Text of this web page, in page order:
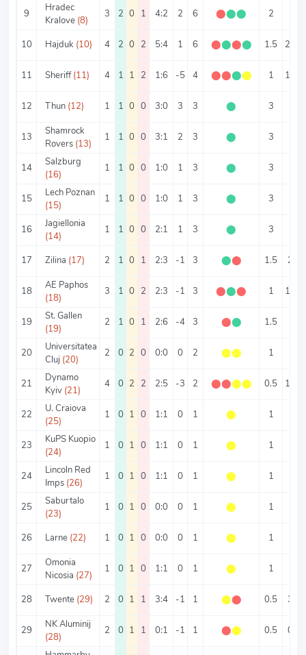
9
Hradec
Kralove (8)
3 2 0 1 4:2 2 6 ⬤⬤⬤ 2
10 Hajduk (10) 4 2 0 2 5:4 1 6 ⬤⬤⬤⬤ 1.5 2.25
11 Sheriff (11) 4 1 1 2 1:6 -5 4 ⬤⬤⬤⬤ 1 1.75
12 Thun (12) 1 1 0 0 3:0 3 3 ⬤ 3
13
Shamrock
Rovers (13)
1 1 0 0 3:1 2 3 ⬤ 3
14
Salzburg
(16)
1 1 0 0 1:0 1 3 ⬤ 3
15
Lech Poznan
(15)
1 1 0 0 1:0 1 3 ⬤ 3
16
Jagiellonia
(14)
1 1 0 0 2:1 1 3 ⬤ 3
17 Zilina (17) 2 1 0 1 2:3 -1 3 ⬤⬤ 1.5 2.5
18
AE Paphos
(18)
3 1 0 2 2:3 -1 3 ⬤⬤⬤ 1 1.67
19
St. Gallen
(19)
2 1 0 1 2:6 -4 3 ⬤⬤ 1.5
20
Universitatea
Cluj (20)
2 0 2 0 0:0 0 2 ⬤⬤ 1
21
Dynamo
Kyiv (21)
4 0 2 2 2:5 -3 2 ⬤⬤⬤⬤ 0.5 1.75
22
U. Craiova
(25)
1 0 1 0 1:1 0 1 ⬤ 1
23
KuPS Kuopio
(24)
1 0 1 0 1:1 0 1 ⬤ 1
24
Lincoln Red
Imps (26)
1 0 1 0 1:1 0 1 ⬤ 1
25
Saburtalo
(23)
1 0 1 0 0:0 0 1 ⬤ 1
26 Larne (22) 1 0 1 0 0:0 0 1 ⬤ 1
27
Omonia
Nicosia (27)
1 0 1 0 1:1 0 1 ⬤ 1
28 Twente (29) 2 0 1 1 3:4 -1 1 ⬤⬤ 0.5 3.5
29
NK Aluminij
(28)
2 0 1 1 0:1 -1 1 ⬤⬤ 0.5 0.5